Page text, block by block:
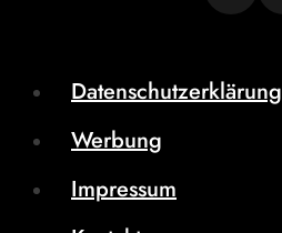
Datenschutzerklärung
Werbung
Impressum